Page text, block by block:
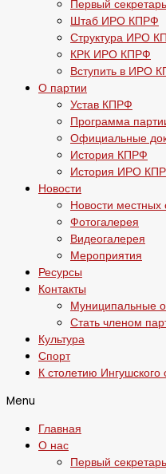
Первый
Штаб ИРО КПРФ
Структура ИРО
КРК ИРО КПРФ
Вступить в ИРО
О партии
Устав КПРФ
Программа
Официальные
История КПРФ
История ИРО
Новости
Новости местных
Фотогалерея
Видеогалерея
Мероприятия
Ресурсы
Контакты
Муниципальные
Стать членом
Культура
Спорт
К столетию
Menu
Главная
О нас
Первый